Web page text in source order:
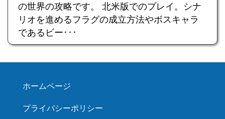
の世界の攻略です。 北米版でのプレイ。シナ
リオを進めるフラグの成立方法やボスキャラ
であるビー･･･
ホームページ
プライバシーポリシー